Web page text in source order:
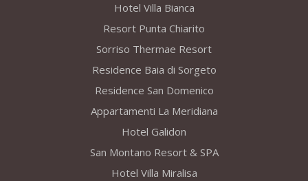
Hotel Villa Bianca
Resort Punta Chiarito
Sorriso Thermae Resort
Residence Baia di Sorgeto
Residence San Domenico
Appartamenti La Meridiana
Hotel Galidon
San Montano Resort & SPA
Hotel Villa Miralisa